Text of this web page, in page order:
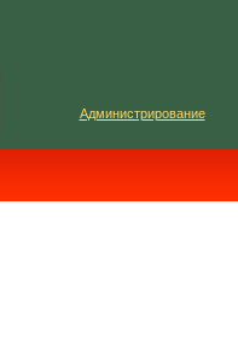
Администрирование